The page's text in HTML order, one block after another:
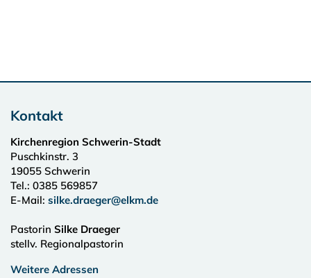
Kontakt
Kirchenregion Schwerin-Stadt
Puschkinstr. 3
19055 Schwerin
Tel.: 0385 569857
E-Mail: silke.draeger@elkm.de
Pastorin Silke Draeger
stellv. Regionalpastorin
Weitere Adressen